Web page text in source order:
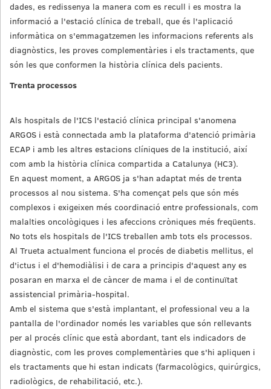
dades, es redissenya la manera com es recull i es mostra la
informació a l'estació clínica de treball, que és l'aplicació
informàtica on s'emmagatzemen les informacions referents als
diagnòstics, les proves complementàries i els tractaments, que
són les que conformen la història clínica dels pacients.
Trenta processos
Als hospitals de l'ICS l'estació clínica principal s'anomena
ARGOS i està connectada amb la plataforma d'atenció primària
ECAP i amb les altres estacions clíniques de la institució, així
com amb la història clínica compartida a Catalunya (HC3).
En aquest moment, a ARGOS ja s'han adaptat més de trenta
processos al nou sistema. S'ha començat pels que són més
complexos i exigeixen més coordinació entre professionals, com
malalties oncològiques i les afeccions cròniques més freqüents.
No tots els hospitals de l'ICS treballen amb tots els processos.
Al Trueta actualment funciona el procés de diabetis mellitus, el
d'ictus i el d'hemodiàlisi i de cara a principis d'aquest any es
posaran en marxa el de càncer de mama i el de continuïtat
assistencial primària-hospital.
Amb el sistema que s'està implantant, el professional veu a la
pantalla de l'ordinador només les variables que són rellevants
per al procés clínic que està abordant, tant els indicadors de
diagnòstic, com les proves complementàries que s'hi apliquen i
els tractaments que hi estan indicats (farmacològics, quirúrgics,
radiològics, de rehabilitació, etc.).